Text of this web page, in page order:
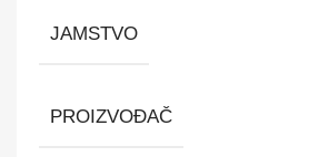
JAMSTVO
PROIZVOĐAČ